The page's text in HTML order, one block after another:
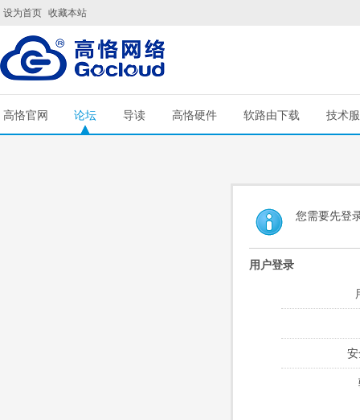
设为首页 收藏本站
高恪官网 论坛 导读 高恪硬件 软路由下载 技术
您需要先登
用户登录